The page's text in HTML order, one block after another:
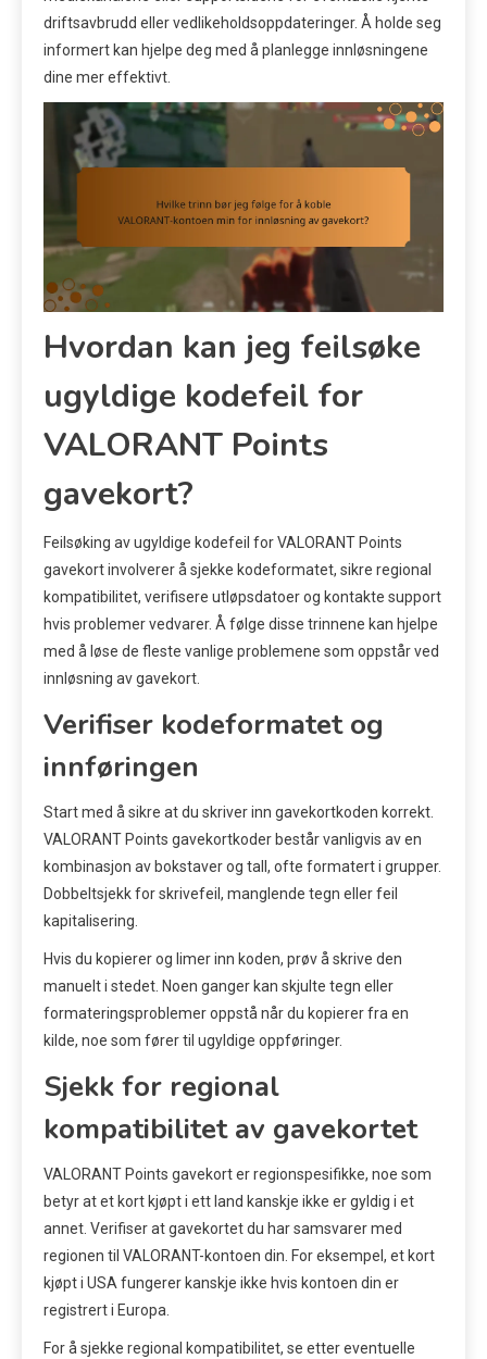
driftsavbrudd eller vedlikeholdsoppdateringer. Å holde seg
informert kan hjelpe deg med å planlegge innløsningene
dine mer effektivt.
Hvordan kan jeg feilsøke
ugyldige kodefeil for
VALORANT Points
gavekort?
Feilsøking av ugyldige kodefeil for VALORANT Points
gavekort involverer å sjekke kodeformatet, sikre regional
kompatibilitet, verifisere utløpsdatoer og kontakte support
hvis problemer vedvarer. Å følge disse trinnene kan hjelpe
med å løse de fleste vanlige problemene som oppstår ved
innløsning av gavekort.
Verifiser kodeformatet og
innføringen
Start med å sikre at du skriver inn gavekortkoden korrekt.
VALORANT Points gavekortkoder består vanligvis av en
kombinasjon av bokstaver og tall, ofte formatert i grupper.
Dobbeltsjekk for skrivefeil, manglende tegn eller feil
kapitalisering.
Hvis du kopierer og limer inn koden, prøv å skrive den
manuelt i stedet. Noen ganger kan skjulte tegn eller
formateringsproblemer oppstå når du kopierer fra en
kilde, noe som fører til ugyldige oppføringer.
Sjekk for regional
kompatibilitet av gavekortet
VALORANT Points gavekort er regionspesifikke, noe som
betyr at et kort kjøpt i ett land kanskje ikke er gyldig i et
annet. Verifiser at gavekortet du har samsvarer med
regionen til VALORANT-kontoen din. For eksempel, et kort
kjøpt i USA fungerer kanskje ikke hvis kontoen din er
registrert i Europa.
For å sjekke regional kompatibilitet, se etter eventuelle